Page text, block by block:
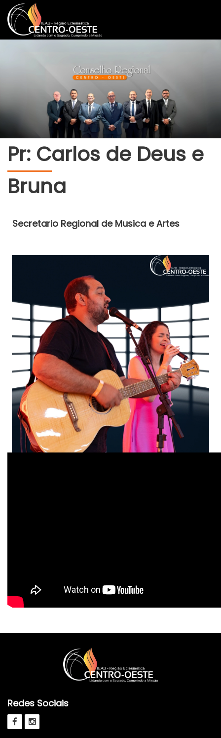
Pr: Carlos de Deus e
Bruna
Secretario Regional de Musica e Artes
Redes Sociais